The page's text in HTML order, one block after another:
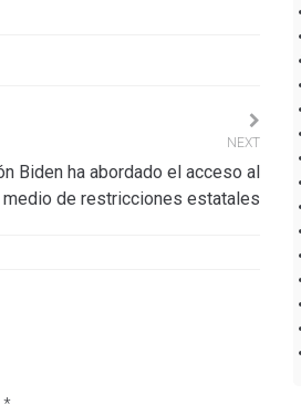
NEXT
Biden ha abordado el acceso al
medio de restricciones estatales
*